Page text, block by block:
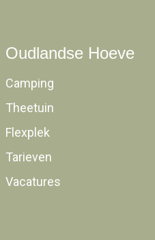
Oudlandse Hoeve
Camping
Theetuin
Flexplek
Tarieven
Vacatures